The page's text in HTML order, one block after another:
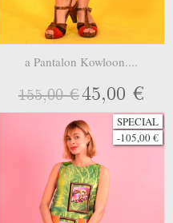
a Pantalon Kowloon....
155,00 €45,00 €
SPECIAL
-105,00 €